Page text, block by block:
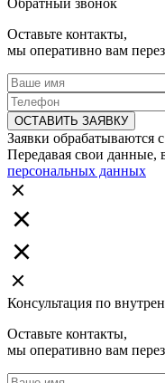
Оставьте контакты,
мы оперативно вам
ОСТАВИТЬ ЗАЯВКУ
Заявки обрабатываются
Передавая свои данные,
персональных данных
Консультация по
Оставьте контакты,
мы оперативно вам